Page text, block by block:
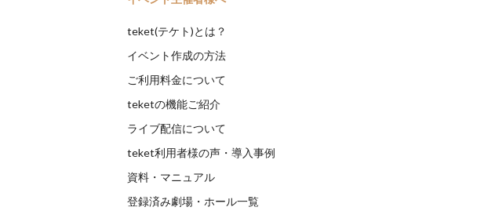
teket(テケト)とは？
イベント作成の方法
ご利用料金について
teketの機能ご紹介
ライブ配信について
teket利用者様の声・導入事例
資料・マニュアル
登録済み劇場・ホール一覧